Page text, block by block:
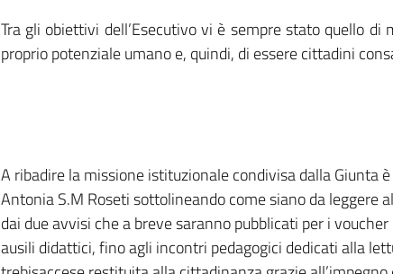
Tra gli obiettivi dell’Esecutivo vi è sempre stato quello
proprio potenziale umano e, quindi, di essere cittadini
A ribadire la missione istituzionale condivisa dalla Giunta
Antonia S.M Roseti sottolineando come siano da leggere
dai due avvisi che a breve saranno pubblicati per i
ausili didattici, fino agli incontri pedagogici dedicati alla